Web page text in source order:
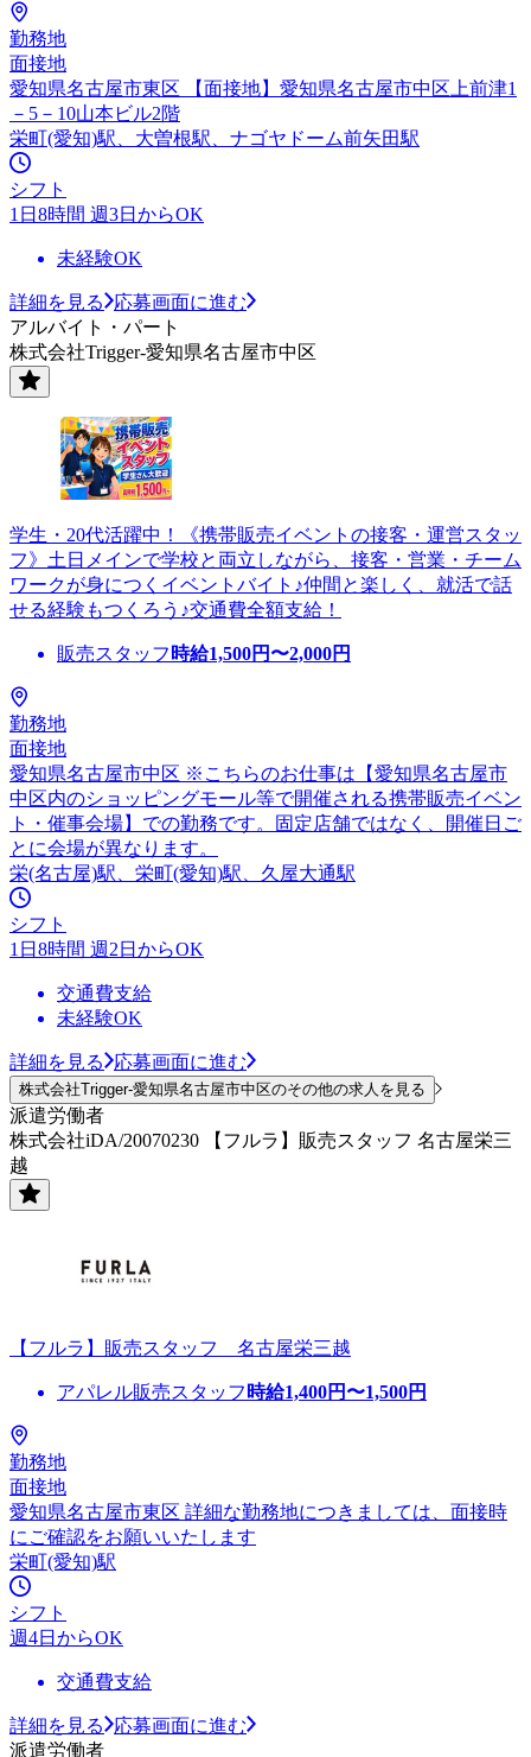
勤務地
面接地
愛知県名古屋市東区 【面接地】愛知県名古屋市中区上前津1
－5－10山本ビル2階
栄町(愛知)駅、大曽根駅、ナゴヤドーム前矢田駅
シフト
1日8時間 週3日からOK
未経験OK
詳細を見る
応募画面に進む
アルバイト・パート
株式会社Trigger-愛知県名古屋市中区
学生・20代活躍中！《携帯販売イベントの接客・運営スタッ
フ》土日メインで学校と両立しながら、接客・営業・チーム
ワークが身につくイベントバイト♪仲間と楽しく、就活で話
せる経験もつくろう♪交通費全額支給！
販売スタッフ 時給1,500円〜2,000円
勤務地
面接地
愛知県名古屋市中区 ※こちらのお仕事は【愛知県名古屋市
中区内のショッピングモール等で開催される携帯販売イベン
ト・催事会場】での勤務です。固定店舗ではなく、開催日ご
とに会場が異なります。
栄(名古屋)駅、栄町(愛知)駅、久屋大通駅
シフト
1日8時間 週2日からOK
交通費支給
未経験OK
詳細を見る 応募画面に進む
株式会社Trigger-愛知県名古屋市中区のその他の求人を見る
派遣労働者
株式会社iDA/20070230 【フルラ】販売スタッフ 名古屋栄三
越
【フルラ】販売スタッフ 名古屋栄三越
アパレル販売スタッフ 時給1,400円〜1,500円
勤務地
面接地
愛知県名古屋市東区 詳細な勤務地につきましては、面接時
にご確認をお願いいたします
栄町(愛知)駅
シフト
週4日からOK
交通費支給
詳細を見る
応募画面に進む
派遣労働者